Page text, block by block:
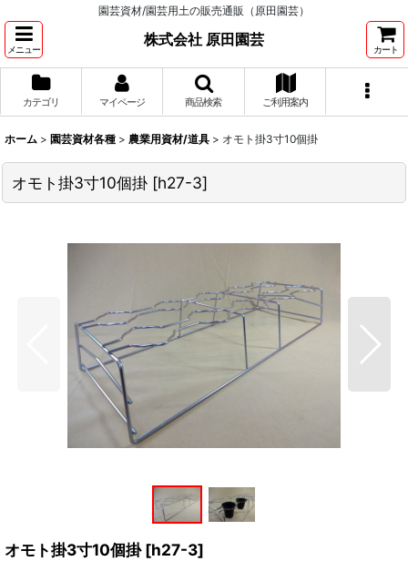
園芸資材/園芸用土の販売通販（原田園芸）
メニュー
株式会社 原田園芸
カート
カテゴリ マイページ 商品検索 ご利用案内
ホーム > 園芸資材各種 > 農業用資材/道具 > オモト掛3寸10個掛
オモト掛3寸10個掛 [h27-3]
オモト掛3寸10個掛 [h27-3]